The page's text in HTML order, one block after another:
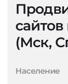
(Мск,
Население